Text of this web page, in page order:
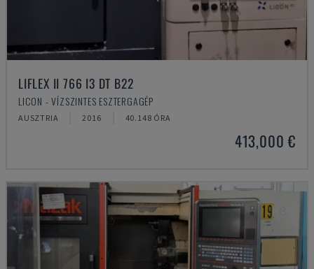
LIFLEX II 766 I3 DT B22
LICON - VÍZSZINTES ESZTERGAGÉP
AUSZTRIA 2016 40.148 ÓRA
413,000 €